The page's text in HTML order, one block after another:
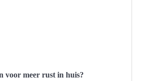
voor meer rust in huis?